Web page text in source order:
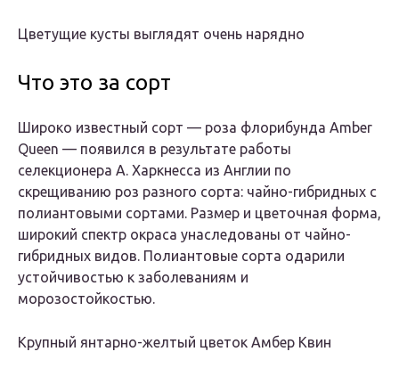
Цветущие кусты выглядят очень нарядно
Что это за сорт
Широко известный сорт — роза флорибунда Amber
Queen — появился в результате работы
селекционера А. Харкнесса из Англии по
скрещиванию роз разного сорта: чайно-гибридных с
полиантовыми сортами. Размер и цветочная форма,
широкий спектр окраса унаследованы от чайно-
гибридных видов. Полиантовые сорта одарили
устойчивостью к заболеваниям и
морозостойкостью.
Крупный янтарно-желтый цветок Амбер Квин